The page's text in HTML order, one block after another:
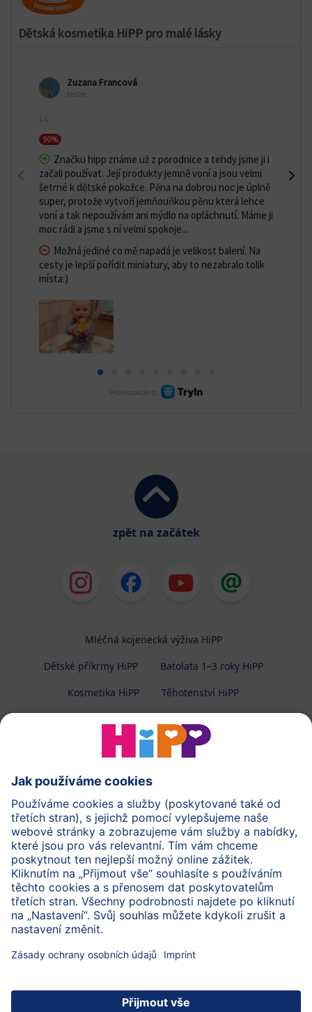
zpět na začátek
Mléčná kojenecká výživa HiPP
Dětské příkrmy HiPP
Batolata 1–3 roky HiPP
Kosmetika HiPP
Těhotenství HiPP
Ochrana osobních údajů
Zpracování osobních údajů (BabyClub)
Zpracování osobních údajů (Fotosoutěž)
Cookies a pravidla užívání webové stránky
Pravidla soutěže (Fotosoutěž)
Všeobecné podmínky
Práva Imprint